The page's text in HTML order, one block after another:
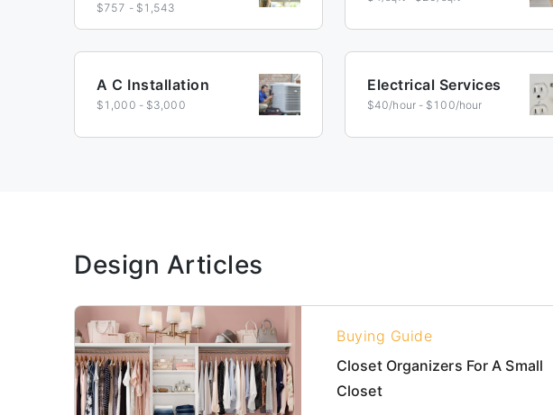
$757 - $1,543
A C Installation
$1,000 - $3,000
Electrical Services
$40/hour - $100/hour
Design Articles
Buying Guide
Closet Organizers For A Small
Closet